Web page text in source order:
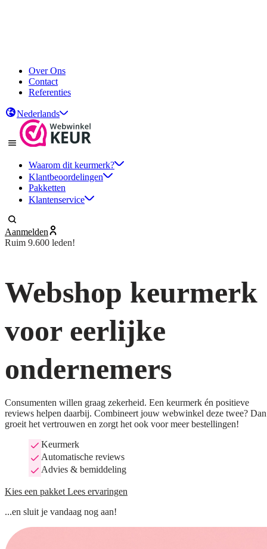
Over Ons
Contact
Referenties
Nederlands
Waarom dit keurmerk?
Klantbeoordelingen
Pakketten
Klantenservice
Aanmelden
Ruim 9.600 leden!
Webshop keurmerk
voor eerlijke
ondernemers
Consumenten willen graag zekerheid. Een keurmerk én positieve
reviews helpen daarbij. Combineert jouw webwinkel deze twee? Dan
groeit het vertrouwen en zorgt het ook voor meer bestellingen!
Keurmerk
Automatische reviews
Advies & bemiddeling
Kies een pakket Lees ervaringen
...en sluit je vandaag nog aan!